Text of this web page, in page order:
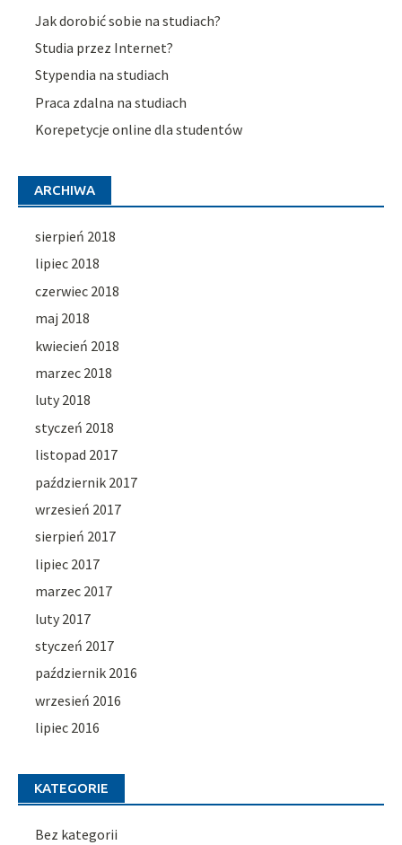
Jak dorobić sobie na studiach?
Studia przez Internet?
Stypendia na studiach
Praca zdalna na studiach
Korepetycje online dla studentów
ARCHIWA
sierpień 2018
lipiec 2018
czerwiec 2018
maj 2018
kwiecień 2018
marzec 2018
luty 2018
styczeń 2018
listopad 2017
październik 2017
wrzesień 2017
sierpień 2017
lipiec 2017
marzec 2017
luty 2017
styczeń 2017
październik 2016
wrzesień 2016
lipiec 2016
KATEGORIE
Bez kategorii